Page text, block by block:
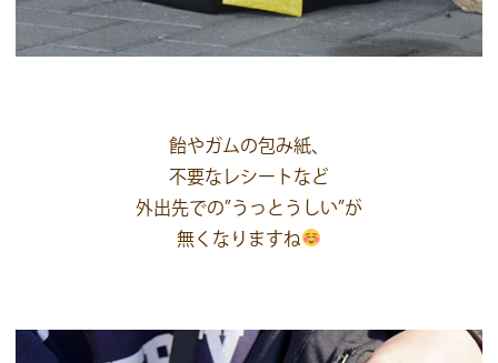
飴やガムの包み紙、
不要なレシートなど
外出先での”うっとうしい”が
無くなりますね